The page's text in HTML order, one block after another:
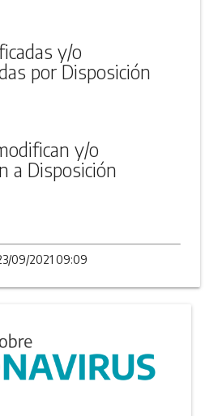
y/o
por Disposición
y/o
a Disposición
09/2021 09:09